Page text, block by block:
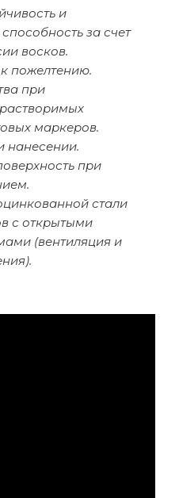
и
за счет
восков.
пожелтению.
при
маркеров.
нанесении.
при
стали
с открытыми
(вентиляция и